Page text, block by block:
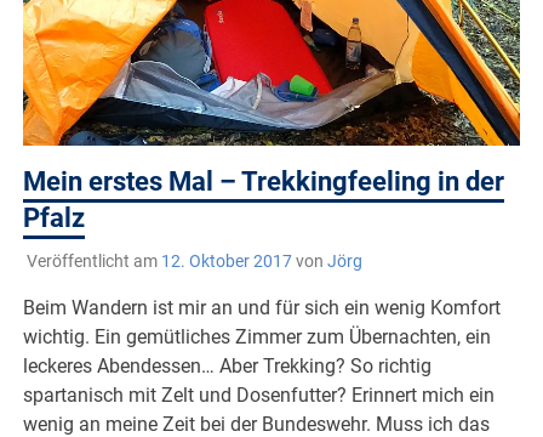
Mein erstes Mal – Trekkingfeeling in der
Pfalz
Veröffentlicht am 12. Oktober 2017von Jörg
Beim Wandern ist mir an und für sich ein wenig Komfort
wichtig. Ein gemütliches Zimmer zum Übernachten, ein
leckeres Abendessen… Aber Trekking? So richtig
spartanisch mit Zelt und Dosenfutter? Erinnert mich ein
wenig an meine Zeit bei der Bundeswehr. Muss ich das